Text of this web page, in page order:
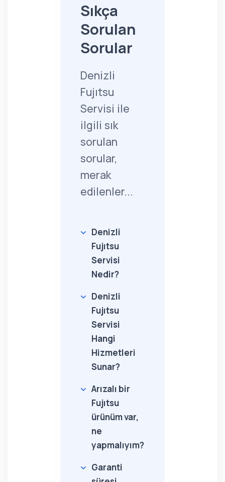
Sıkça
Sorulan
Sorular
Denizli
Fujıtsu
Servisi ile
ilgili sık
sorulan
sorular,
merak
edilenler...
Denizli
Fujıtsu
Servisi
Nedir?
Denizli
Fujıtsu
Servisi
Hangi
Hizmetleri
Sunar?
Arızalı bir
Fujıtsu
ürünüm var,
ne
yapmalıyım?
Garanti